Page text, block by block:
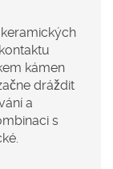
kámen
dráždit
a
s